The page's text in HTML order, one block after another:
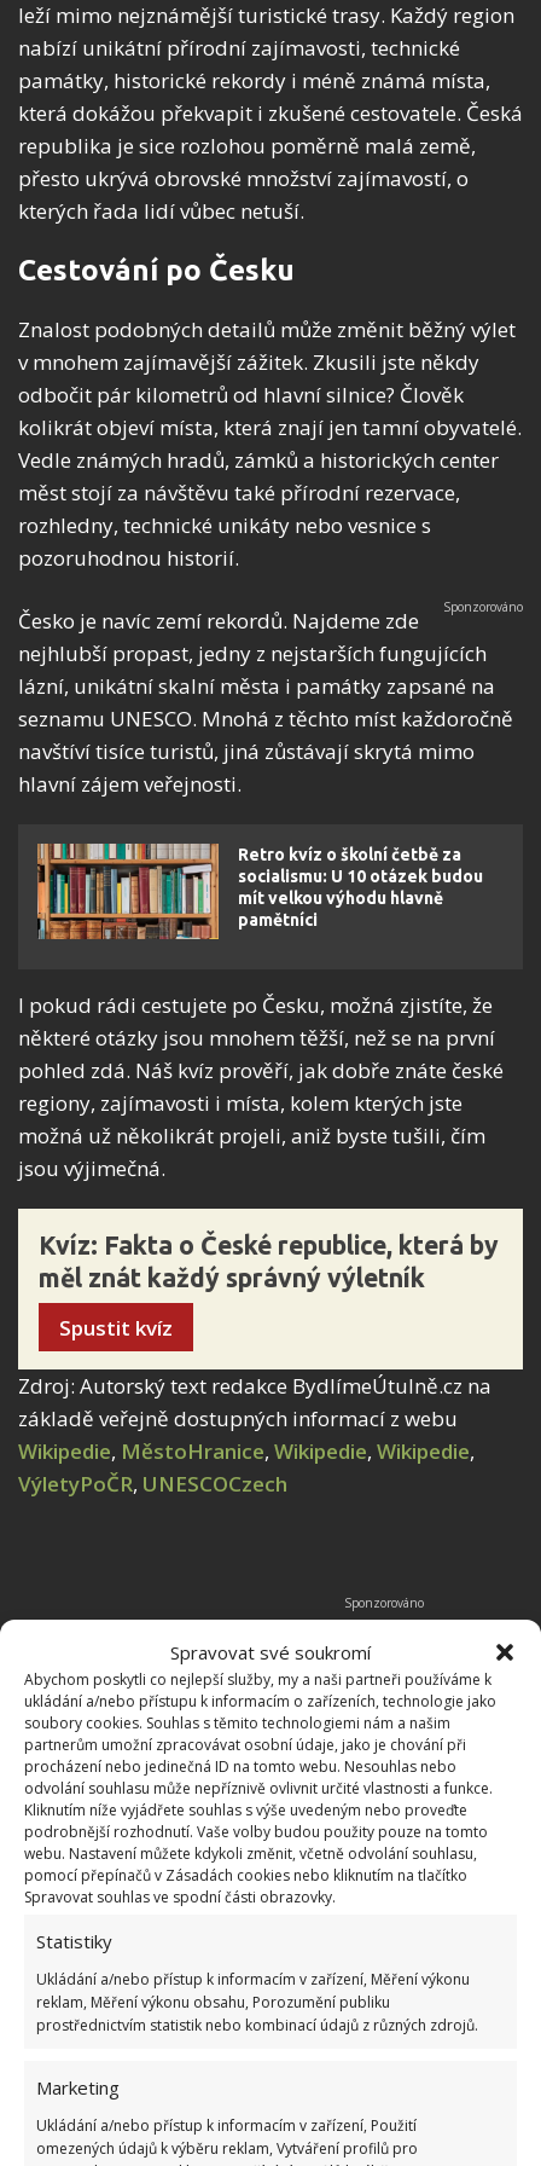
Spravovat své soukromí
Abychom poskytli co nejlepší služby, my a naši partneři používáme k
ukládání a/nebo přístupu k informacím o zařízeních, technologie jako
soubory cookies. Souhlas s těmito technologiemi nám a našim
partnerům umožní zpracovávat osobní údaje, jako je chování při
procházení nebo jedinečná ID na tomto webu. Nesouhlas nebo
odvolání souhlasu může nepříznivě ovlivnit určité vlastnosti a funkce.
Kliknutím níže vyjádřete souhlas s výše uvedeným nebo proveďte
podrobnější rozhodnutí. Vaše volby budou použity pouze na tomto
webu. Nastavení můžete kdykoli změnit, včetně odvolání souhlasu,
pomocí přepínačů v Zásadách cookies nebo kliknutím na tlačítko
Spravovat souhlas ve spodní části obrazovky.
Statistiky
Ukládání a/nebo přístup k informacím v zařízení, Měření výkonu
reklam, Měření výkonu obsahu, Porozumění publiku
prostřednictvím statistik nebo kombinací údajů z různých zdrojů.
Marketing
Ukládání a/nebo přístup k informacím v zařízení, Použití
omezených údajů k výběru reklam, Vytváření profilů pro
leží mimo nejznámější turistické trasy. Každý region
nabízí unikátní přírodní zajímavosti, technické
památky, historické rekordy i méně známá místa,
která dokážou překvapit i zkušené cestovatele. Česká
republika je sice rozlohou poměrně malá země,
přesto ukrývá obrovské množství zajímavostí, o
kterých řada lidí vůbec netuší.
Cestování po Česku
Znalost podobných detailů může změnit běžný výlet
v mnohem zajímavější zážitek. Zkusili jste někdy
odbočit pár kilometrů od hlavní silnice? Člověk
kolikrát objeví místa, která znají jen tamní obyvatelé.
Vedle známých hradů, zámků a historických center
měst stojí za návštěvu také přírodní rezervace,
rozhledny, technické unikáty nebo vesnice s
pozoruhodnou historií.
Česko je navíc zemí rekordů. Najdeme zde
nejhlubší propast, jedny z nejstarších fungujících
lázní, unikátní skalní města i památky zapsané na
seznamu UNESCO. Mnohá z těchto míst každoročně
navštíví tisíce turistů, jiná zůstávají skrytá mimo
hlavní zájem veřejnosti.
Retro kvíz o školní četbě za
socialismu: U 10 otázek budou
mít velkou výhodu hlavně
pamětníci
I pokud rádi cestujete po Česku, možná zjistíte, že
některé otázky jsou mnohem těžší, než se na první
pohled zdá. Náš kvíz prověří, jak dobře znáte české
regiony, zajímavosti i místa, kolem kterých jste
možná už několikrát projeli, aniž byste tušili, čím
jsou výjimečná.
Kvíz: Fakta o České republice, která by
měl znát každý správný výletník
Spustit kvíz
Zdroj: Autorský text redakce BydlímeÚtulně.cz na
základě veřejně dostupných informací z webu
Wikipedie, MěstoHranice, Wikipedie, Wikipedie,
VýletyPoČR, UNESCOCzech
ČESKO FAKTA KVÍZ
Přidejte svůj názor
KOMENTOVAT